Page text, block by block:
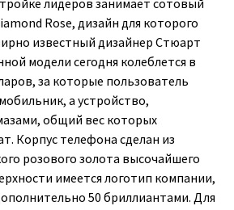
лидеров занимает сотовый
Rose, дизайн для которого
известный дизайнер Стюарт
модели сегодня колеблется в
за которые пользователь
а устройство,
общий вес которых
Корпус телефона сделан из
розового золота высочайшего
имеется логотип компании,
50 бриллиантами. Для